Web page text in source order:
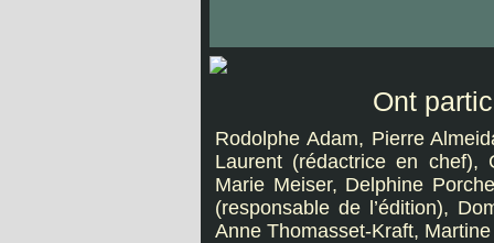
Ont
Rodolphe Adam, Pierre
Laurent (rédactrice en chef),
Marie Meiser, Delphine
(responsable de l’édition),
Anne Thomasset-Kraft,